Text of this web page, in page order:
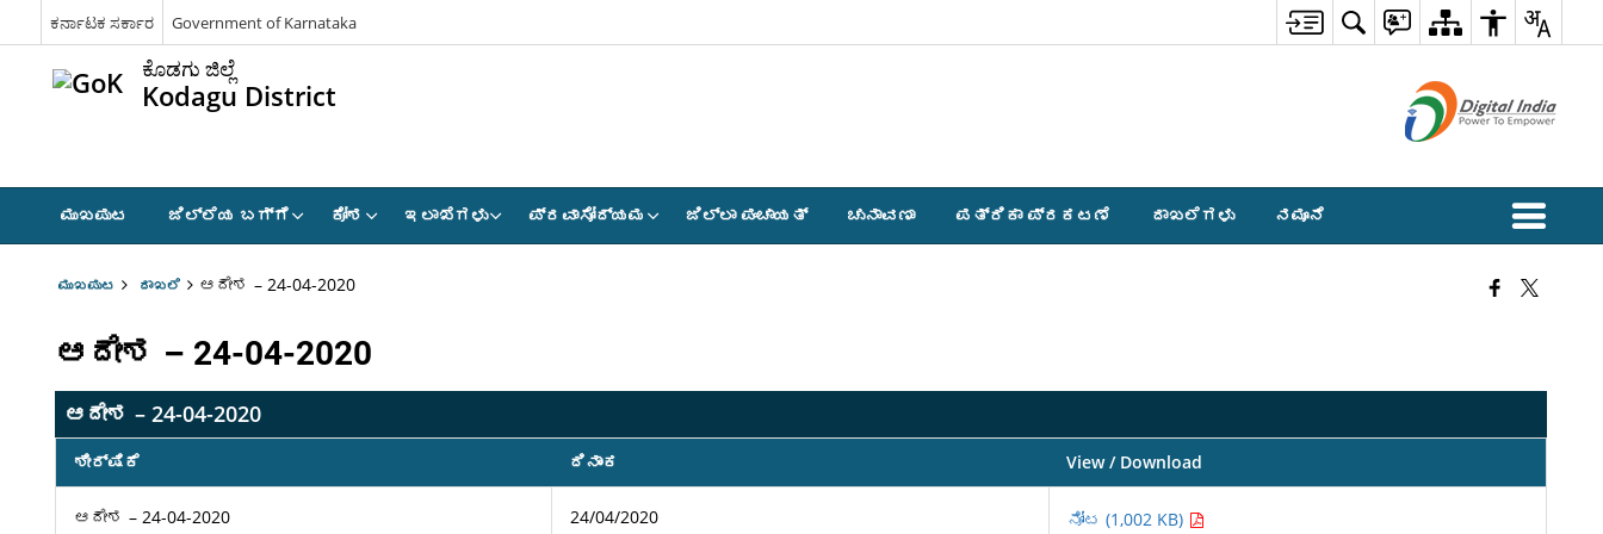
ಕರ್ನಾಟಕ ಸರ್ಕಾರ Government of Karnataka
ಕೊಡಗು ಜಿಲ್ಲೆ
Kodagu District
ಮುಖಪುಟ ಜಿಲ್ಲೆಯ ಬಗ್ಗೆ ಕೋಶ ಇಲಾಖೆಗಳು ಪ್ರವಾಸೋದ್ಯಮ ಜಿಲ್ಲಾ ಪಂಚಾಯತ್ ಚುನಾವಣಾ ಪತ್ರಿಕಾ ಪ್ರಕಟಣೆ ದಾಖಲೆಗಳು ನಮೂನೆ
ಮುಖಪುಟ ದಾಖಲೆ ಆದೇಶ – 24-04-2020
ಆದೇಶ – 24-04-2020
ಆದೇಶ – 24-04-2020
ಶೀರ್ಷಿಕೆ ದಿನಾಂಕ View / Download
ಆದೇಶ – 24-04-2020 24/04/2020 ನೋಟ (1,002 KB)